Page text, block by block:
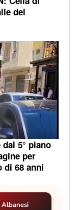
del
5° piano
per
di 68 anni